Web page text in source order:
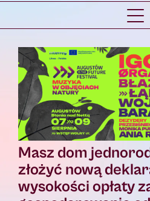
Masz dom
złożyć nową
wysokości opłaty